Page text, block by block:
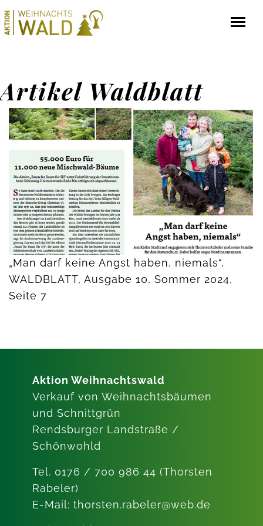
Artikel Waldblatt
„Man darf keine Angst haben, niemals“,
WALDBLATT, Ausgabe 10, Sommer 2024,
Seite 7
Aktion Weihnachtswald
Verkauf von Weihnachtsbäumen
und Schnittgrün
Rendsburger Landstraße /
Schönwohld
Tel. 0176 / 700 986 44 (Thorsten
Rabeler)
E-Mail: thorsten.rabeler@web.de